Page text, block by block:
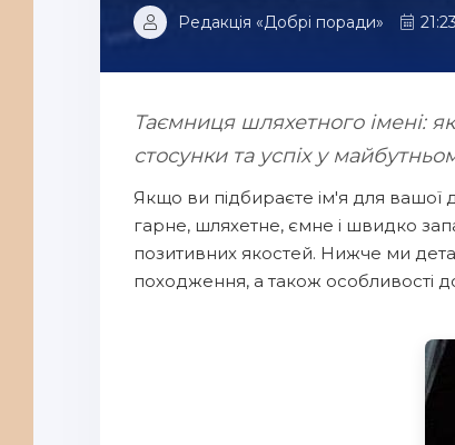
Редакція «Добрі поради»
Таємниця шляхетного імені:
стосунки та успіх у
Якщо ви підбираєте ім'я для вашої
гарне, шляхетне, ємне і швидко
позитивних якостей. Нижче ми
походження, а також особливості